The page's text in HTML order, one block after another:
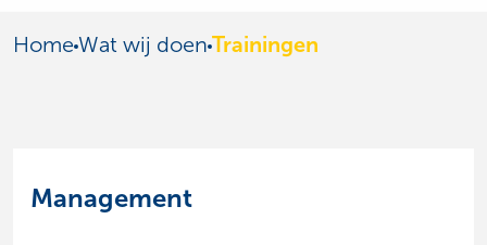
Home Wat wij doen Trainingen
Management